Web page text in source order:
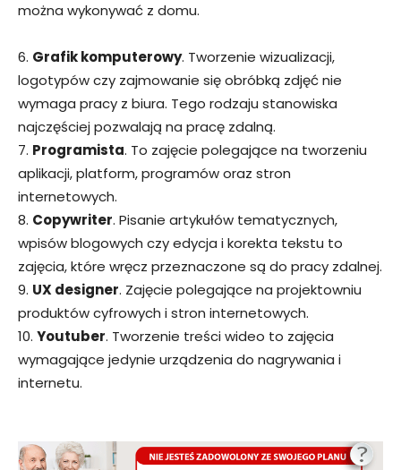
można wykonywać z domu.
6. Grafik komputerowy. Tworzenie wizualizacji,
logotypów czy zajmowanie się obróbką zdjęć nie
wymaga pracy z biura. Tego rodzaju stanowiska
najczęściej pozwalają na pracę zdalną.
7. Programista. To zajęcie polegające na tworzeniu
aplikacji, platform, programów oraz stron
internetowych.
8. Copywriter. Pisanie artykułów tematycznych,
wpisów blogowych czy edycja i korekta tekstu to
zajęcia, które wręcz przeznaczone są do pracy zdalnej.
9. UX designer. Zajęcie polegające na projektowniu
produktów cyfrowych i stron internetowych.
10. Youtuber. Tworzenie treści wideo to zajęcia
wymagające jedynie urządzenia do nagrywania i
internetu.